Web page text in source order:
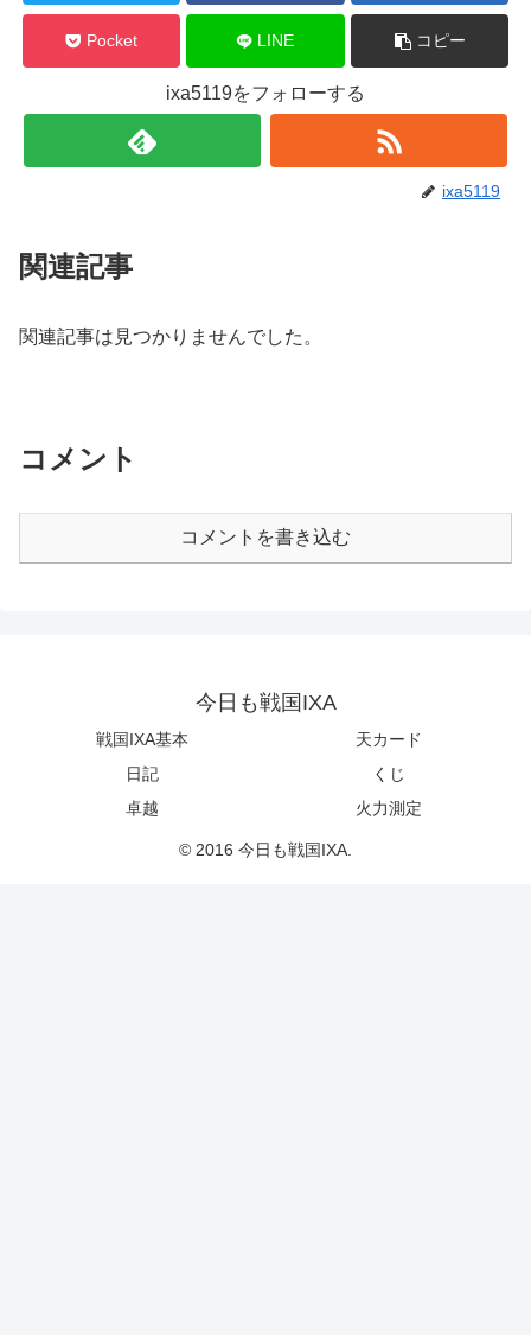
Pocket LINE コピー
ixa5119をフォローする
ixa5119
関連記事
関連記事は見つかりませんでした。
コメント
コメントを書き込む
今日も戦国IXA
戦国IXA基本
天カード
日記
くじ
卓越
火力測定
© 2016 今日も戦国IXA.